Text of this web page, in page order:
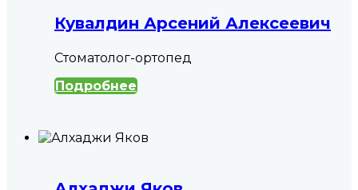
Кувалдин Арсений Алексеевич
Стоматолог-ортопед
Подробнее